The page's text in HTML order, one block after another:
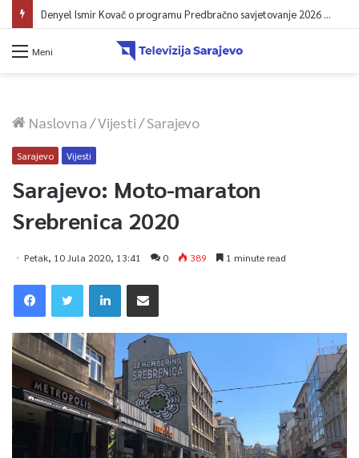
Denyel Ismir Kovač o programu Predbračno savjetovanje 2026 (video)
Meni
Naslovna/Vijesti/Sarajevo
Sarajevo Vijesti
Sarajevo: Moto-maraton
Srebrenica 2020
Petak, 10 Jula 2020, 13:41 0 389 1 minute read